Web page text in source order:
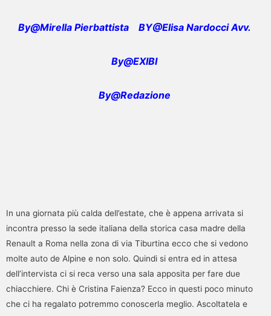
By@Mirella Pierbattista BY@Elisa Nardocci Avv.
By@EXIBI
By@Redazione
In una giornata più calda dell’estate, che è appena arrivata si
incontra presso la sede italiana della storica casa madre della
Renault a Roma nella zona di via Tiburtina ecco che si vedono
molte auto de Alpine e non solo. Quindi si entra ed in attesa
dell’intervista ci si reca verso una sala apposita per fare due
chiacchiere. Chi è Cristina Faienza? Ecco in questi poco minuto
che ci ha regalato potremmo conoscerla meglio. Ascoltatela e